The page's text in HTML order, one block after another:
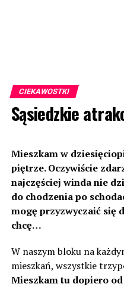
CIEKAWOSTKI
Sąsiedzkie
Mieszkam w
piętrze. Oczywiście
najczęściej winda nie
do chodzenia po
mogę przyzwyczaić się
chcę…
W naszym bloku na
mieszkań, wszystkie
Mieszkam tu dopiero